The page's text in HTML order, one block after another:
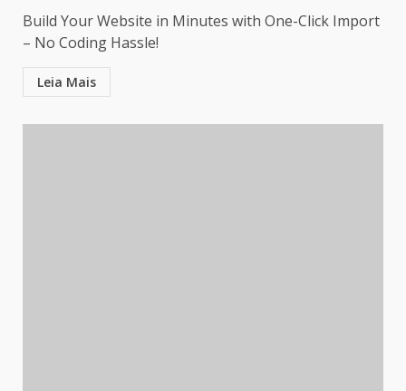
Build Your Website in Minutes with One-Click Import
– No Coding Hassle!
Leia Mais